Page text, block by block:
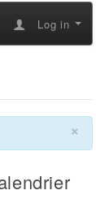
Log in
×